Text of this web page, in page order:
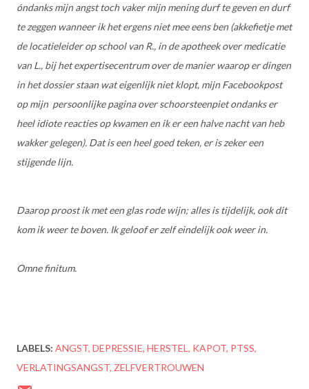
óndanks mijn angst toch vaker mijn mening durf te geven en durf
te zeggen wanneer ik het ergens niet mee eens ben (akkefietje met
de locatieleider op school van R., in de apotheek over medicatie
van L., bij het expertisecentrum over de manier waarop er dingen
in het dossier staan wat eigenlijk niet klopt, mijn Facebookpost
op mijn persoonlijke pagina over schoorsteenpiet ondanks er
heel idiote reacties op kwamen en ik er een halve nacht van heb
wakker gelegen). Dat is een heel goed teken, er is zeker een
stijgende lijn.
Daarop proost ik met een glas rode wijn; alles is tijdelijk, ook dit
kom ik weer te boven. Ik geloof er zelf eindelijk ook weer in.
Omne finitum.
LABELS: ANGST DEPRESSIE HERSTEL KAPOT PTSS
VERLATINGSANGST ZELFVERTROUWEN